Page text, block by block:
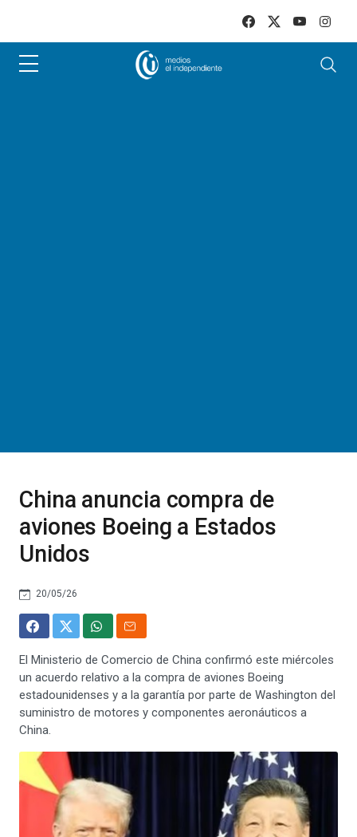
China anuncia compra de
aviones Boeing a Estados
Unidos
20/05/26
El Ministerio de Comercio de China confirmó este miércoles
un acuerdo relativo a la compra de aviones Boeing
estadounidenses y a la garantía por parte de Washington del
suministro de motores y componentes aeronáuticos a
China.